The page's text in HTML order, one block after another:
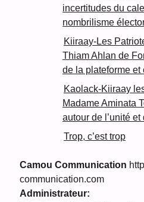
incertitudes du
nombrilisme
Kiiraay-Les
Thiam Ahlan de
de la plateforme
Kaolack-Kiiraay
Madame Aminata
autour de l’unité
Trop, c’est trop
Camou Communication
communication.com
Administrateur: